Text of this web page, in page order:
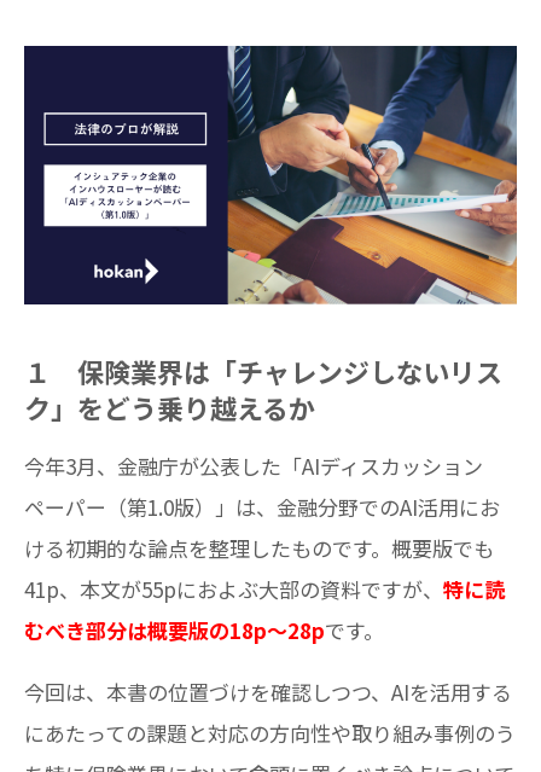
１ 保険業界は「チャレンジしないリス
ク」をどう乗り越えるか
今年3月、金融庁が公表した「AIディスカッション
ペーパー（第1.0版）」は、金融分野でのAI活用にお
ける初期的な論点を整理したものです。概要版でも
41p、本文が55pにおよぶ大部の資料ですが、 特に読
むべき部分は概要版の18p～28pです。
今回は、本書の位置づけを確認しつつ、AIを活用する
にあたっての課題と対応の方向性や取り組み事例のう